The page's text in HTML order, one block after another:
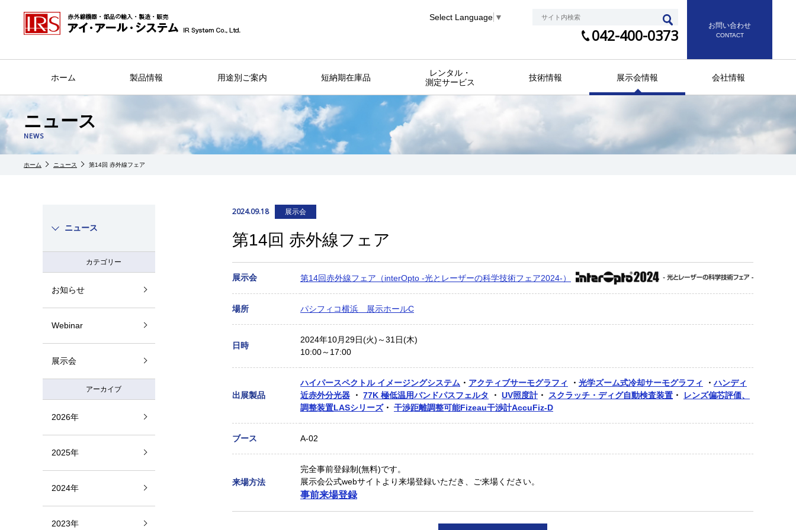
Select Language ▼
042-400-0373
お問い合わせ
CONTACT
ホーム 製品情報 用途別ご案内 短納期在庫品
レンタル・
測定サービス
技術情報 展示会情報 会社情報
ニュース
NEWS
ホーム ニュース 第14回 赤外線フェア
ニュース
カテゴリー
お知らせ
Webinar
展示会
アーカイブ
2026年
2025年
2024年
2023年
2024.09.18 展示会
第14回 赤外線フェア
展示会 第14回赤外線フェア（interOpto -光とレーザーの科学技術フェア2024-）
場所 パシフィコ横浜 展示ホールC
日時
2024年10月29日(火)～31日(木)
10:00～17:00
出展製品
ハイパースペクトル イメージングシステム ・ アクティブサーモグラフィ ・ 光学ズーム式冷却サーモグラフィ ・ハンディ
近赤外分光器 ・ 77K 極低温用バンドパスフェルタ ・ UV照度計・ スクラッチ・ディグ自動検査装置 ・
レンズ偏芯評価、
調整装置LASシリーズ・ 干渉距離調整可能Fizeau干渉計AccuFiz-D
ブース A-02
来場方法
完全事前登録制(無料)です。
展示会公式webサイトより来場登録いただき、ご来場ください。
事前来場登録